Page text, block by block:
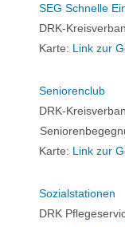
SEG Schnelle
DRK-
Karte: Link zur
Seniorenclub
DRK-
Karte: Link zur
Sozialstationen
DRK